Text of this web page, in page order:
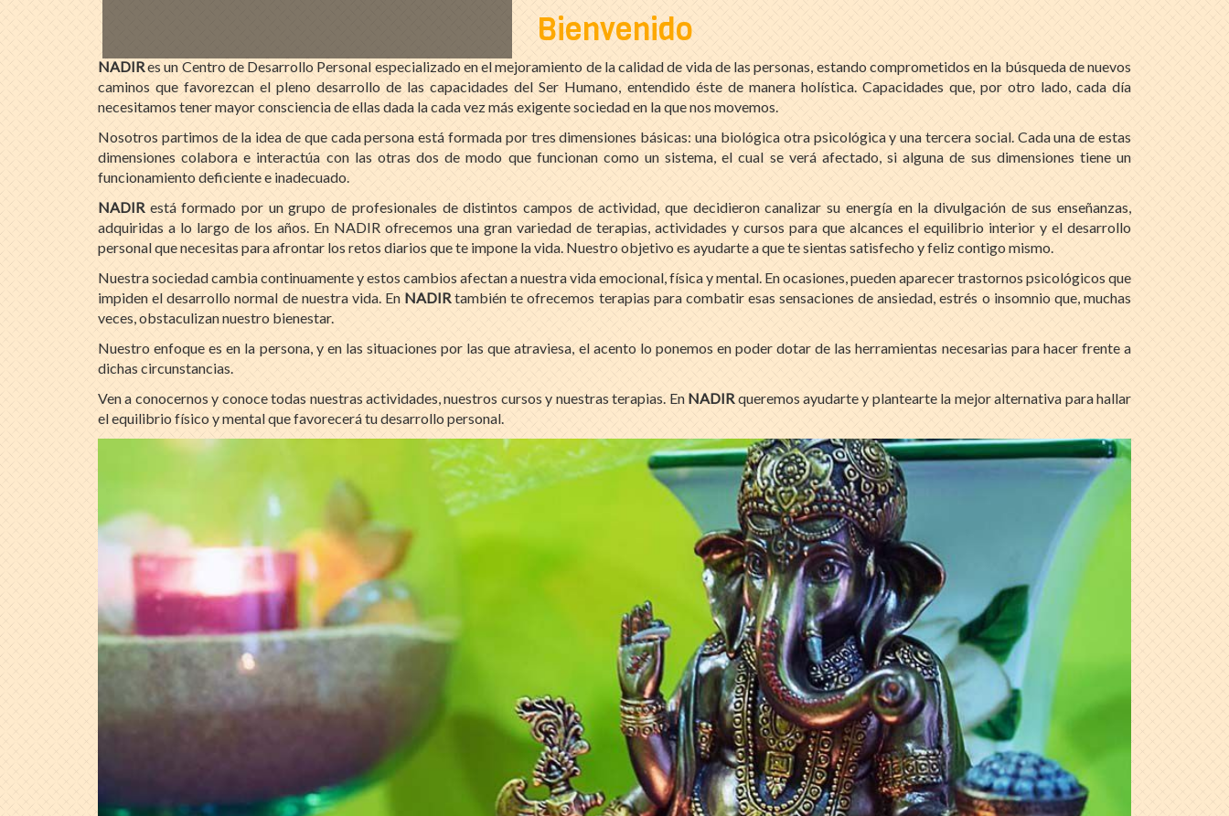
Bienvenido
NADIRes un Centro de Desarrollo Personal especializado en el mejoramiento de la calidad de vida de las personas, estando comprometidos en la búsqueda de nuevos
caminos que favorezcan el pleno desarrollo de las capacidades del Ser Humano, entendido éste de manera holística. Capacidades que, por otro lado, cada día
necesitamos tener mayor consciencia de ellas dada la cada vez más exigente sociedad en la que nos movemos.
Nosotros partimos de la idea de que cada persona está formada por tres dimensiones básicas: una biológica otra psicológica y una tercera social. Cada una de estas
dimensiones colabora e interactúa con las otras dos de modo que funcionan como un sistema, el cual se verá afectado, si alguna de sus dimensiones tiene un
funcionamiento deficiente e inadecuado.
NADIRestá formado por un grupo de profesionales de distintos campos de actividad, que decidieron canalizar su energía en la divulgación de sus enseñanzas,
adquiridas a lo largo de los años. En NADIR ofrecemos una gran variedad de terapias, actividades y cursos para que alcances el equilibrio interior y el desarrollo
personal que necesitas para afrontar los retos diarios que te impone la vida. Nuestro objetivo es ayudarte a que te sientas satisfecho y feliz contigo mismo.
Nuestra sociedad cambia continuamente y estos cambios afectan a nuestra vida emocional, física y mental. En ocasiones, pueden aparecer trastornos psicológicos que
impiden el desarrollo normal de nuestra vida. En NADIRtambién te ofrecemos terapias para combatir esas sensaciones de ansiedad, estrés o insomnio que, muchas
veces, obstaculizan nuestro bienestar.
Nuestro enfoque es en la persona, y en las situaciones por las que atraviesa, el acento lo ponemos en poder dotar de las herramientas necesarias para hacer frente a
dichas circunstancias.
Ven a conocernos y conoce todas nuestras actividades, nuestros cursos y nuestras terapias. En NADIRqueremos ayudarte y plantearte la mejor alternativa para hallar
el equilibrio físico y mental que favorecerá tu desarrollo personal.